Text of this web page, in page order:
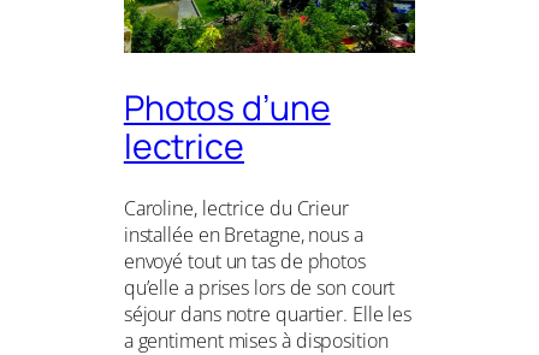
Photos d’une
lectrice
Caroline, lectrice du Crieur
installée en Bretagne, nous a
envoyé tout un tas de photos
qu’elle a prises lors de son court
séjour dans notre quartier. Elle les
a gentiment mises à disposition